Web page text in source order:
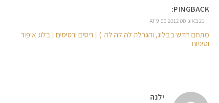
PINGBACK:
21 באוגוסט 2012 AT 9:00
מתחם חדש בבלוג, והגרלה לה לה לה :) | ריסים ורסיסים | בלוג איפור
וטיפוח
ילנה